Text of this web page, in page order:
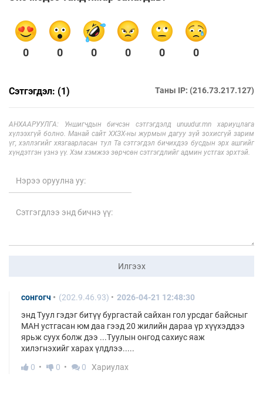
0 0 0 0 0 0
Сэтгэгдэл: (1) Таны IP: (216.73.217.127)
АНХААРУУЛГА: Уншигчдын бичсэн сэтгэгдэлд unuudur.mn хариуцлага
хүлээхгүй болно. Манай сайт ХХЗХ-ны журмын дагуу зүй зохисгүй зарим
үг, хэллэгийг хязгаарласан тул Та сэтгэгдэл бичихдээ бусдын эрх ашгийг
хүндэтгэн үзнэ үү. Хэм хэмжээ зөрчсөн сэтгэгдлийг админ устгах эрхтэй.
Илгээх
сонгогч (202.9.46.93)
2026-04-21 12:48:30
энд Туул гэдэг битүү бургастай сайхан гол урсдаг байсныг
МАН устгасан юм даа гээд 20 жилийн дараа үр хүүхэддээ
ярьж суух болж дээ ...Туулын онгод сахиус яаж
хилэгнэхийг харах үлдлээ.....
0
0 0 Хариулах